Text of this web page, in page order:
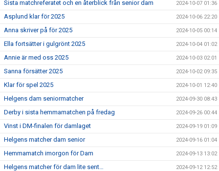
Sista matchreferatet och en återblick från senior dam 2024-10-07 01:36
Asplund klar för 2025 2024-10-06 22:20
Anna skriver på för 2025 2024-10-05 00:14
Ella fortsätter i gulgrönt 2025 2024-10-04 01:02
Annie är med oss 2025 2024-10-03 02:01
Sanna försätter 2025 2024-10-02 09:35
Klar för spel 2025 2024-10-01 12:40
Helgens dam seniormatcher 2024-09-30 08:43
Derby i sista hemmamatchen på fredag 2024-09-26 00:44
Vinst i DM-finalen för damlaget 2024-09-19 01:09
Helgens matcher dam senior 2024-09-16 01:04
Hemmamatch imorgon för Dam 2024-09-13 13:02
Helgens matcher för dam lite sent… 2024-09-12 12:52